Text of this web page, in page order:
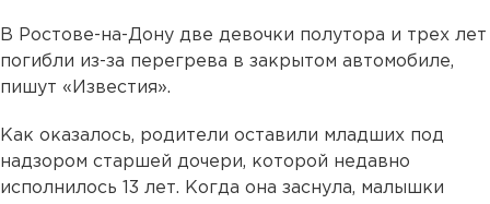
В Ростове-на-Дону две девочки полутора и трех лет
погибли из-за перегрева в закрытом автомобиле,
пишут «Известия».
Как оказалось, родители оставили младших под
надзором старшей дочери, которой недавно
исполнилось 13 лет. Когда она заснула, малышки